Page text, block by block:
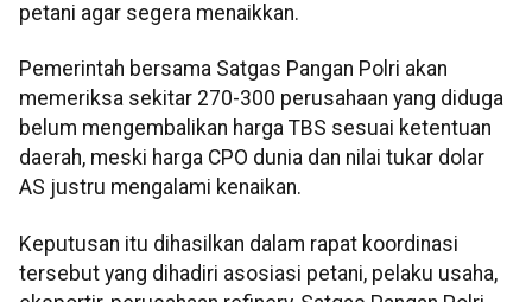
petani agar segera menaikkan.
Pemerintah bersama Satgas Pangan Polri akan
memeriksa sekitar 270-300 perusahaan yang diduga
belum mengembalikan harga TBS sesuai ketentuan
daerah, meski harga CPO dunia dan nilai tukar dolar
AS justru mengalami kenaikan.
Keputusan itu dihasilkan dalam rapat koordinasi
tersebut yang dihadiri asosiasi petani, pelaku usaha,